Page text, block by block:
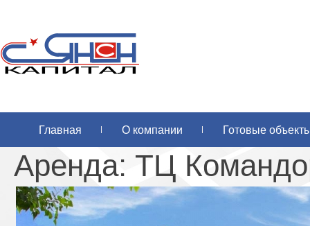
Главная О компании Готовые
Аренда: ТЦ